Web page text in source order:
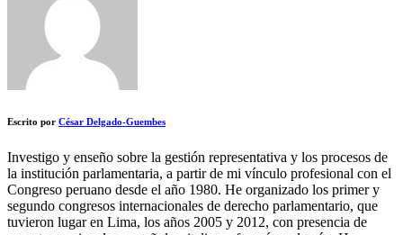
Escrito por César Delgado-Guembes
Investigo y enseño sobre la gestión representativa y los procesos de
la institución parlamentaria, a partir de mi vínculo profesional con el
Congreso peruano desde el año 1980. He organizado los primer y
segundo congresos internacionales de derecho parlamentario, que
tuvieron lugar en Lima, los años 2005 y 2012, con presencia de